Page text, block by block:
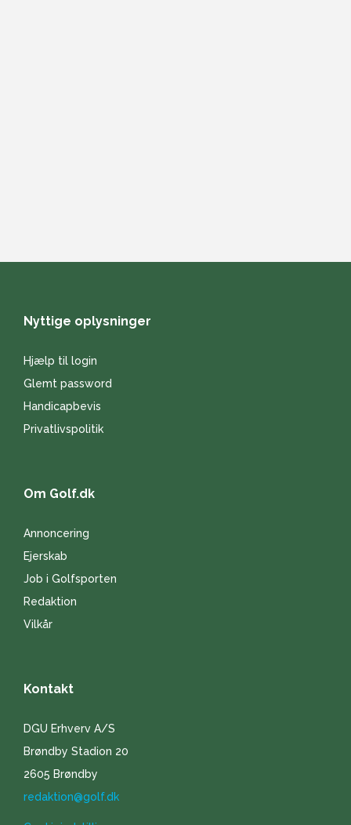
Nyttige oplysninger
Hjælp til login
Glemt password
Handicapbevis
Privatlivspolitik
Om Golf.dk
Annoncering
Ejerskab
Job i Golfsporten
Redaktion
Vilkår
Kontakt
DGU Erhverv A/S
Brøndby Stadion 20
2605 Brøndby
redaktion@golf.dk